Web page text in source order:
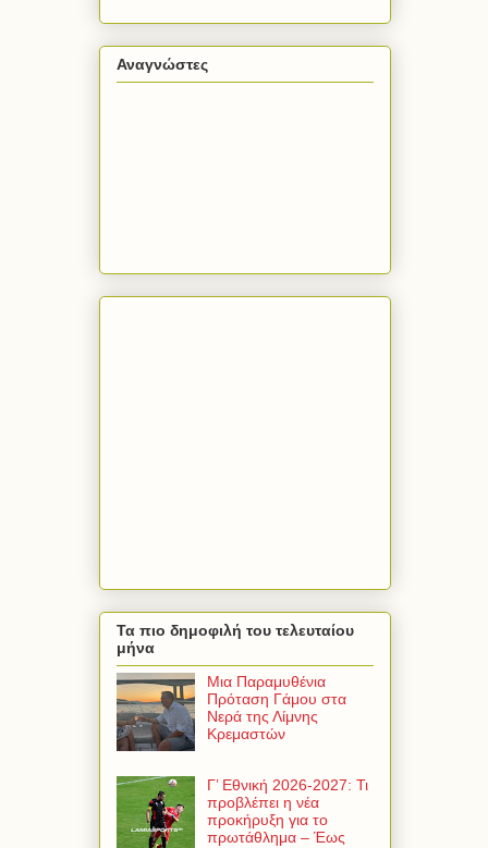
Αναγνώστες
Τα πιο δημοφιλή του τελευταίου
μήνα
Μια Παραμυθένια
Πρόταση Γάμου στα
Νερά της Λίμνης
Κρεμαστών
Γ’ Εθνική 2026-2027: Τι
προβλέπει η νέα
προκήρυξη για το
πρωτάθλημα – Έως